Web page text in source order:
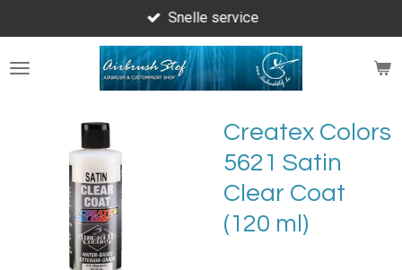
direct
naar
Snelle service
Createx Colors
5621 Satin
Clear Coat
(120 ml)